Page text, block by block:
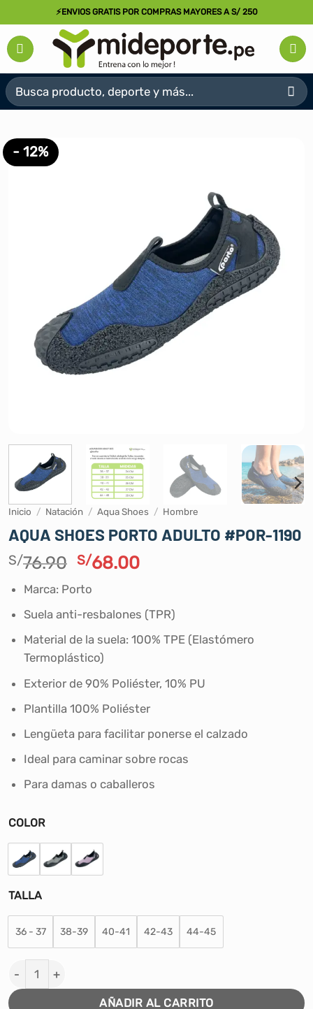
al
contenido
⚡ENVIOS GRATIS POR COMPRAS MAYORES A S/ 250
Buscar
por:
- 12%
Inicio / Natación / Aqua Shoes / Hombre
AQUA SHOES PORTO ADULTO #POR-1190
S/76.90 El
original
era:
S/76.90.
S/68.00El
es:
S/68.00.
Marca: Porto
Suela anti-resbalones (TPR)
Material de la suela: 100% TPE (Elastómero
Termoplástico)
Exterior de 90% Poliéster, 10% PU
Plantilla 100% Poliéster
Lengüeta para facilitar ponerse el calzado
Ideal para caminar sobre rocas
Para damas o caballeros
COLOR
TALLA
36 - 37 38-39 40-41 42-43 44-45
AQUA SHOES PORTO ADULTO #POR-1190 cantidad
AÑADIR AL CARRITO